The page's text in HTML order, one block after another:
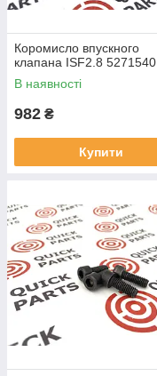
Коромисло впускного
клапана ISF2.8 5271540
В наявності
982 ₴
Купити